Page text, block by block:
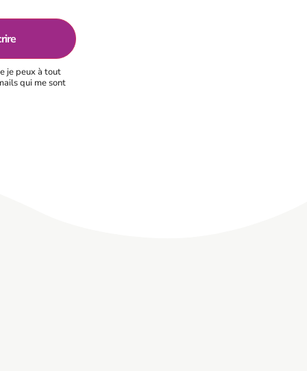
je peux à tout
qui me sont